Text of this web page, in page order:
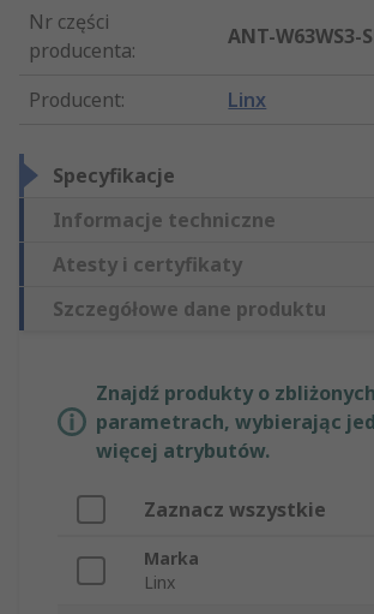
Nr części
producenta:
ANT-W63WS3-
Producent: Linx
Specyfikacje
Informacje techniczne
Atesty i certyfikaty
Szczegółowe dane produktu
Znajdź produkty o zbliżonych
parametrach, wybierając
więcej atrybutów.
Zaznacz wszystkie
Marka
Linx